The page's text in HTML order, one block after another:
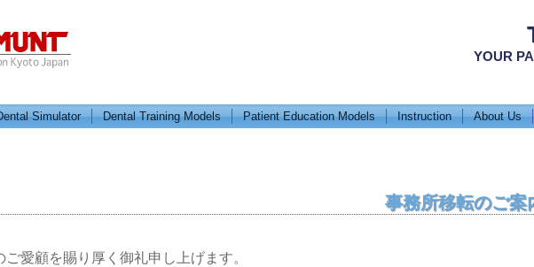
YOUR
Simulator Dental Training Models Patient Education Models Instruction About Us
事務所移転のご案
ご愛顧を賜り厚く御礼申し上げます。